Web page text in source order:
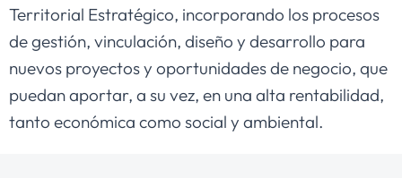
Territorial Estratégico, incorporando los procesos
de gestión, vinculación, diseño y desarrollo para
nuevos proyectos y oportunidades de negocio, que
puedan aportar, a su vez, en una alta rentabilidad,
tanto económica como social y ambiental.